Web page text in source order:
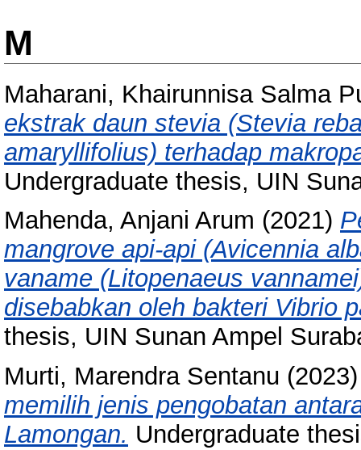
M
Maharani, Khairunnisa Salma
ekstrak daun stevia (Stevia
amaryllifolius) terhadap
Undergraduate thesis, UIN
Mahenda, Anjani Arum (2021)
mangrove api-api (Avicennia
vaname (Litopenaeus
disebabkan oleh bakteri Vibrio
thesis, UIN Sunan Ampel
Murti, Marendra Sentanu
memilih jenis pengobatan
Lamongan. Undergraduate